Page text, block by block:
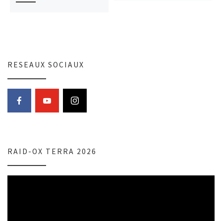
RESEAUX SOCIAUX
RAID-OX TERRA 2026